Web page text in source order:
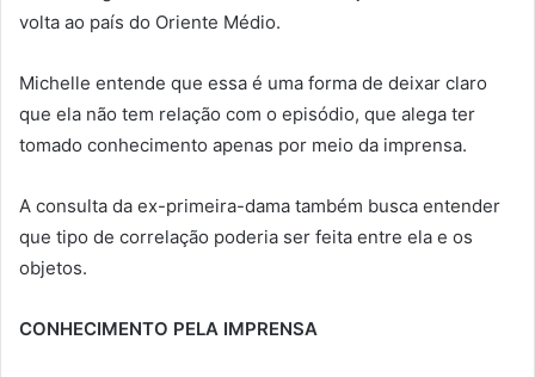
volta ao país do Oriente Médio.
Michelle entende que essa é uma forma de deixar claro
que ela não tem relação com o episódio, que alega ter
tomado conhecimento apenas por meio da imprensa.
A consulta da ex-primeira-dama também busca entender
que tipo de correlação poderia ser feita entre ela e os
objetos.
CONHECIMENTO PELA IMPRENSA